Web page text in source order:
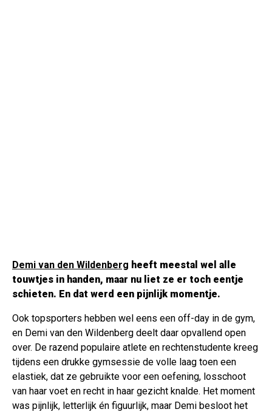
Demi van den Wildenberg heeft meestal wel alle
touwtjes in handen, maar nu liet ze er toch eentje
schieten. En dat werd een pijnlijk momentje.
Ook topsporters hebben wel eens een off-day in de gym,
en Demi van den Wildenberg deelt daar opvallend open
over. De razend populaire atlete en rechtenstudente kreeg
tijdens een drukke gymsessie de volle laag toen een
elastiek, dat ze gebruikte voor een oefening, losschoot
van haar voet en recht in haar gezicht knalde. Het moment
was pijnlijk, letterlijk én figuurlijk, maar Demi besloot het